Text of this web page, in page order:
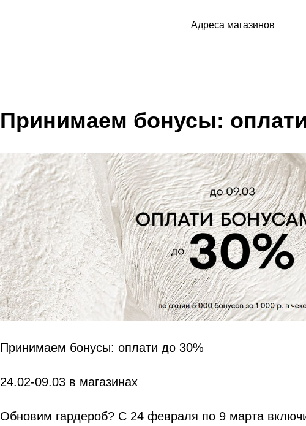
Адреса магазинов
Принимаем бонусы:
Принимаем бонусы: оплати до 30%
24.02-09.03 в магазинах
Обновим гардероб? С 24 февраля по 9 марта